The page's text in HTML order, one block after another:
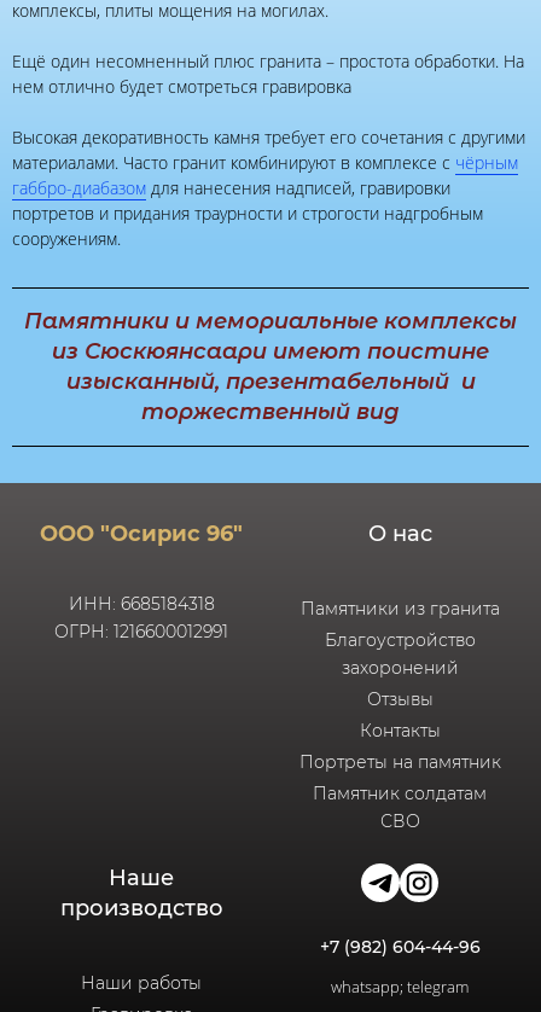
комплексы, плиты мощения на могилах.
Ещё один несомненный плюс гранита – простота обработки. На
нем отлично будет смотреться гравировка
Высокая декоративность камня требует его сочетания с другими
материалами. Часто гранит комбинируют в комплексе с чёрным
габбро-диабазом для нанесения надписей, гравировки
портретов и придания траурности и строгости надгробным
сооружениям.
Памятники и мемориальные комплексы
из Сюскюянсаари имеют поистине
изысканный, презентабельный и
торжественный вид
ООО "Осирис 96"
ИНН: 6685184318
ОГРН: 1216600012991
О нас
Памятники из гранита
Благоустройство
захоронений
Отзывы
Контакты
Портреты на памятник
Памятник солдатам
СВО
Наше
производство
Наши работы
+7 (982) 604-44-96
whatsapp; telegram